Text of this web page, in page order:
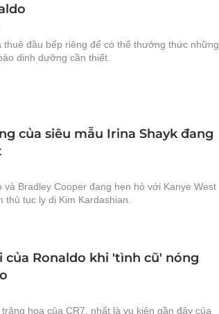
đầu bếp riêng để có thể thưởng thức những
dinh dưỡng cần thiết.
của siêu mẫu Irina Shayk đang
và Bradley Cooper đang hẹn hò với Kanye West
tục ly dị Kim Kardashian.
của Ronaldo khi 'tình cũ' nóng
hoa của CR7, nhất là vụ kiện gần đây của